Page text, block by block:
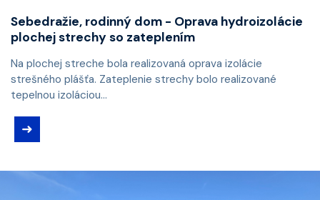
Sebedražie, rodinný dom - Oprava hydroizolácie
plochej strechy so zateplením
Na plochej streche bola realizovaná oprava izolácie
strešného plášťa. Zateplenie strechy bolo realizované
tepelnou izoláciou...
➜